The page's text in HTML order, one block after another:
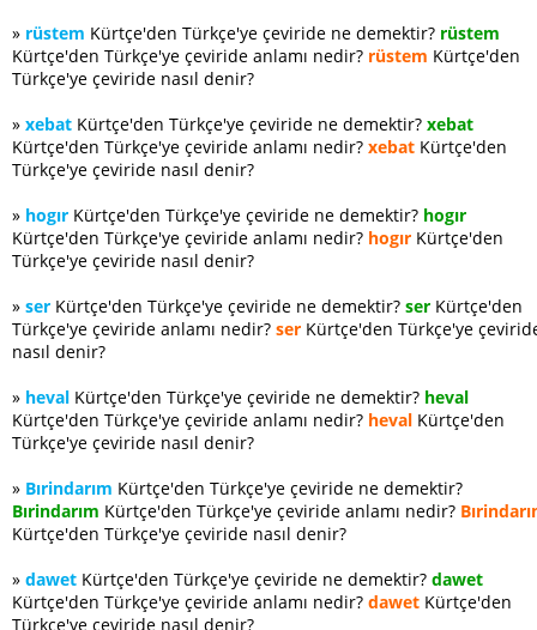
» rüstem Kürtçe'den Türkçe'ye çeviride ne demektir? rüstem
Kürtçe'den Türkçe'ye çeviride anlamı nedir? rüstem Kürtçe'den
Türkçe'ye çeviride nasıl denir?
» xebat Kürtçe'den Türkçe'ye çeviride ne demektir? xebat
Kürtçe'den Türkçe'ye çeviride anlamı nedir? xebat Kürtçe'den
Türkçe'ye çeviride nasıl denir?
» hogır Kürtçe'den Türkçe'ye çeviride ne demektir? hogır
Kürtçe'den Türkçe'ye çeviride anlamı nedir? hogır Kürtçe'den
Türkçe'ye çeviride nasıl denir?
» ser Kürtçe'den Türkçe'ye çeviride ne demektir? ser Kürtçe'den
Türkçe'ye çeviride anlamı nedir? ser Kürtçe'den Türkçe'ye
nasıl denir?
» heval Kürtçe'den Türkçe'ye çeviride ne demektir? heval
Kürtçe'den Türkçe'ye çeviride anlamı nedir? heval Kürtçe'den
Türkçe'ye çeviride nasıl denir?
» Bırindarım Kürtçe'den Türkçe'ye çeviride ne demektir?
Bırindarım Kürtçe'den Türkçe'ye çeviride anlamı nedir?
Kürtçe'den Türkçe'ye çeviride nasıl denir?
» dawet Kürtçe'den Türkçe'ye çeviride ne demektir? dawet
Kürtçe'den Türkçe'ye çeviride anlamı nedir? dawet Kürtçe'den
Türkçe'ye çeviride nasıl denir?